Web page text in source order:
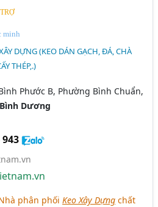
minh
DỰNG (KEO DÁN GẠCH, ĐÁ, CHÀ
THÉP,.)
Phước B, Phường Bình Chuẩn,
Bình Dương
943
phân phốiKeo Xây Dựng chất